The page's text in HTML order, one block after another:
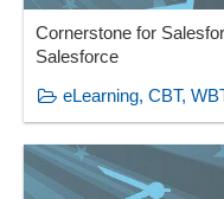
Cornerstone for
Salesforce
eLearning, CBT,